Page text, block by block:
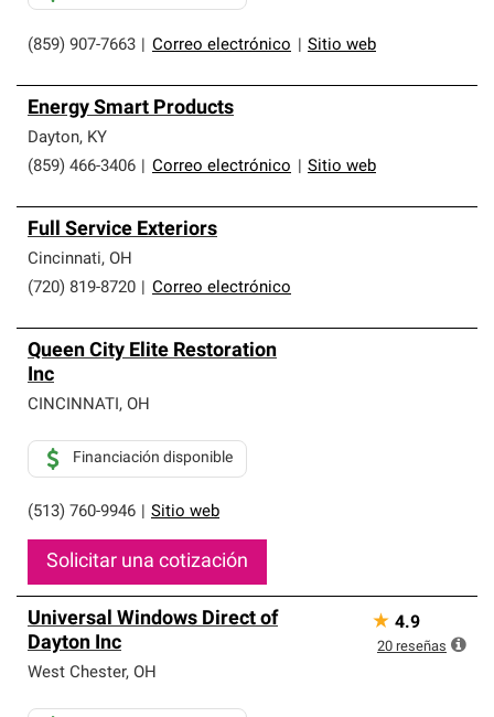
(859) 907-7663 Correo electrónico Sitio web
Energy Smart Products
Dayton, KY
(859) 466-3406
Correo electrónico Sitio web
Full Service Exteriors
Cincinnati, OH
(720) 819-8720
Correo electrónico
Queen City Elite Restoration
Inc
CINCINNATI, OH
(513) 760-9946 Sitio web
Financiación disponible
Solicitar una cotización
Universal Windows Direct of
Dayton Inc
West Chester, OH
★ 4.9
20 reseñas